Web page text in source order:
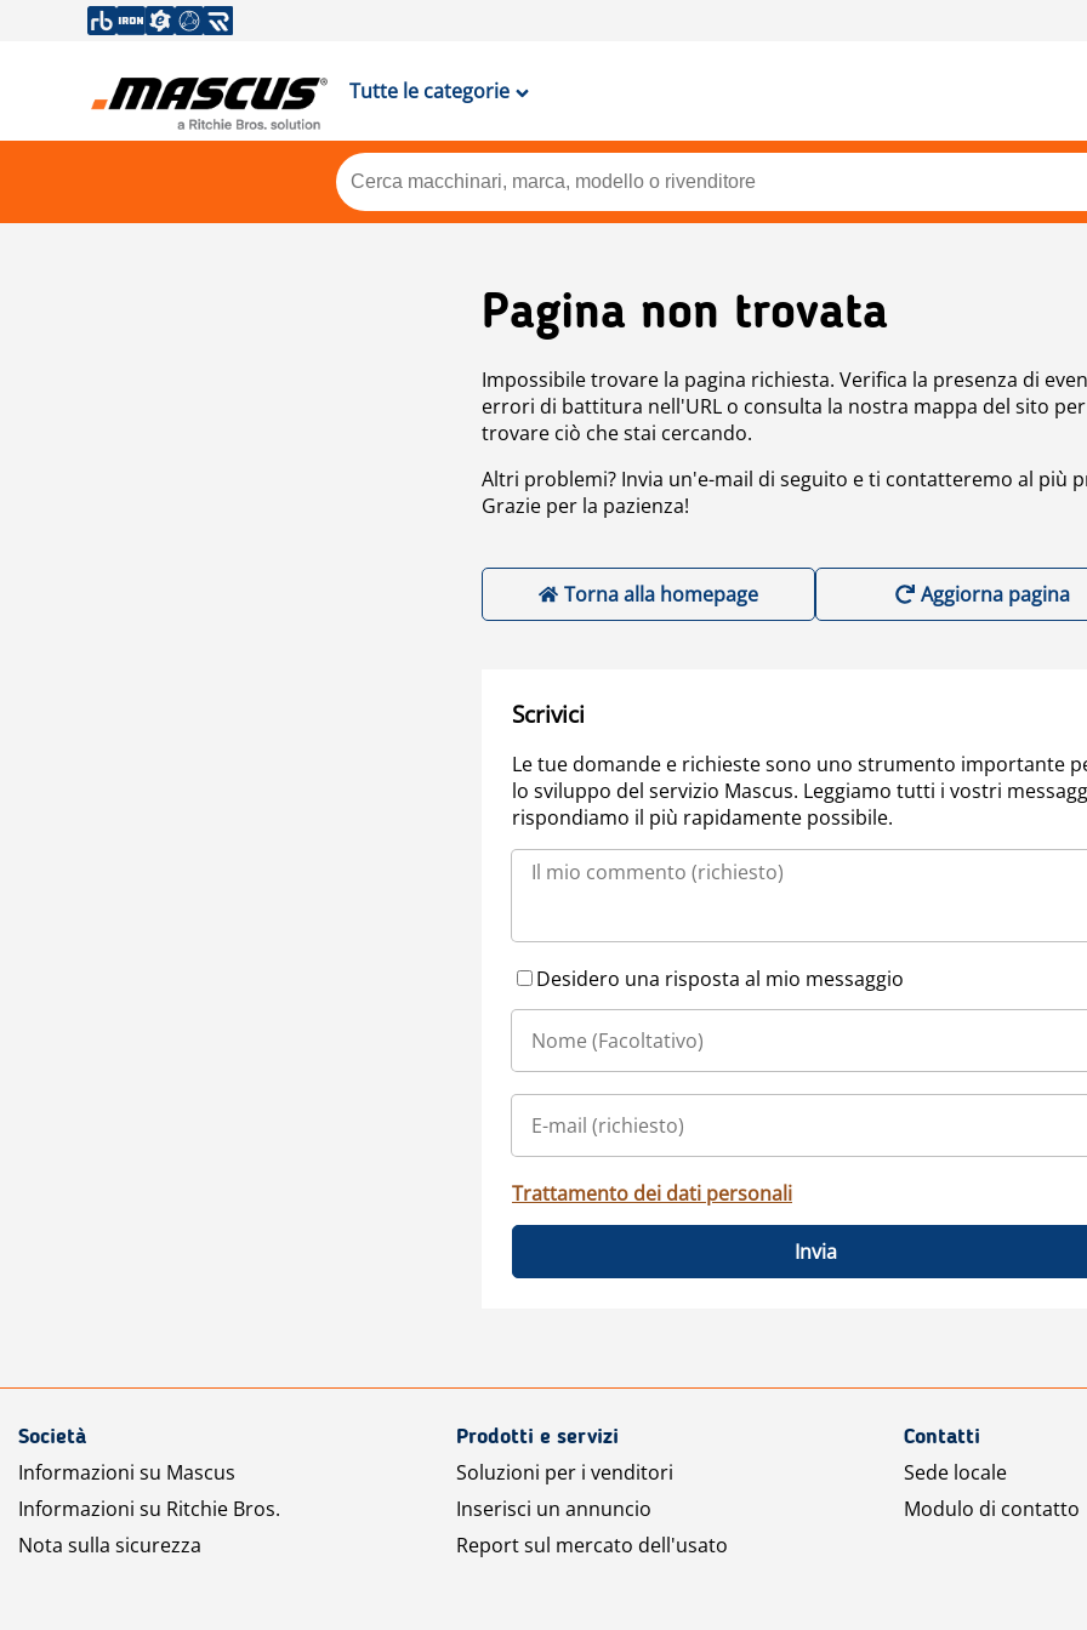
Tutte le categorie
Pagina non trovata
Impossibile trovare la pagina richiesta. Verifica la presenza di
errori di battitura nell'URL o consulta la nostra mappa del sito per
trovare ciò che stai cercando.
Altri problemi? Invia un'e-mail di seguito e ti contatteremo al più
Grazie per la pazienza!
Torna alla homepage Aggiorna pagina
Scrivici
Le tue domande e richieste sono uno strumento importante
lo sviluppo del servizio Mascus. Leggiamo tutti i vostri
rispondiamo il più rapidamente possibile.
Desidero una risposta al mio messaggio
Trattamento dei dati personali
Invia
Società
Informazioni su Mascus
Informazioni su Ritchie Bros.
Nota sulla sicurezza
Prodotti e servizi
Soluzioni per i venditori
Inserisci un annuncio
Report sul mercato dell'usato
Contatti
Sede locale
Modulo di contatto